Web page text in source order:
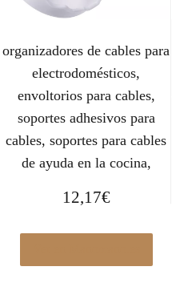
organizadores de cables para
electrodomésticos,
envoltorios para cables,
soportes adhesivos para
cables, soportes para cables
de ayuda en la cocina,
12,17€